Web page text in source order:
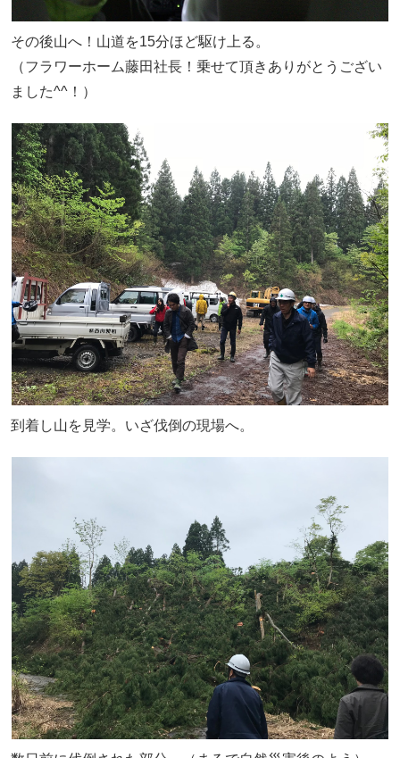
その後山へ！山道を15分ほど駆け上る。
（フラワーホーム藤田社長！乗せて頂きありがとうござい
ました^^！）
到着し山を見学。いざ伐倒の現場へ。